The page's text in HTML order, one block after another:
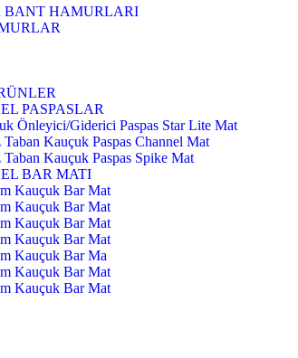
BANT HAMURLARI
PASPASLAR
Önleyici/Giderici Paspas Star Lite Mat
Kauçuk Paspas Channel Mat
Kauçuk Paspas Spike Mat
BAR MATI
Kauçuk Bar Mat
Kauçuk Bar Mat
Kauçuk Bar Mat
Kauçuk Bar Mat
Kauçuk Bar Ma
Kauçuk Bar Mat
Kauçuk Bar Mat